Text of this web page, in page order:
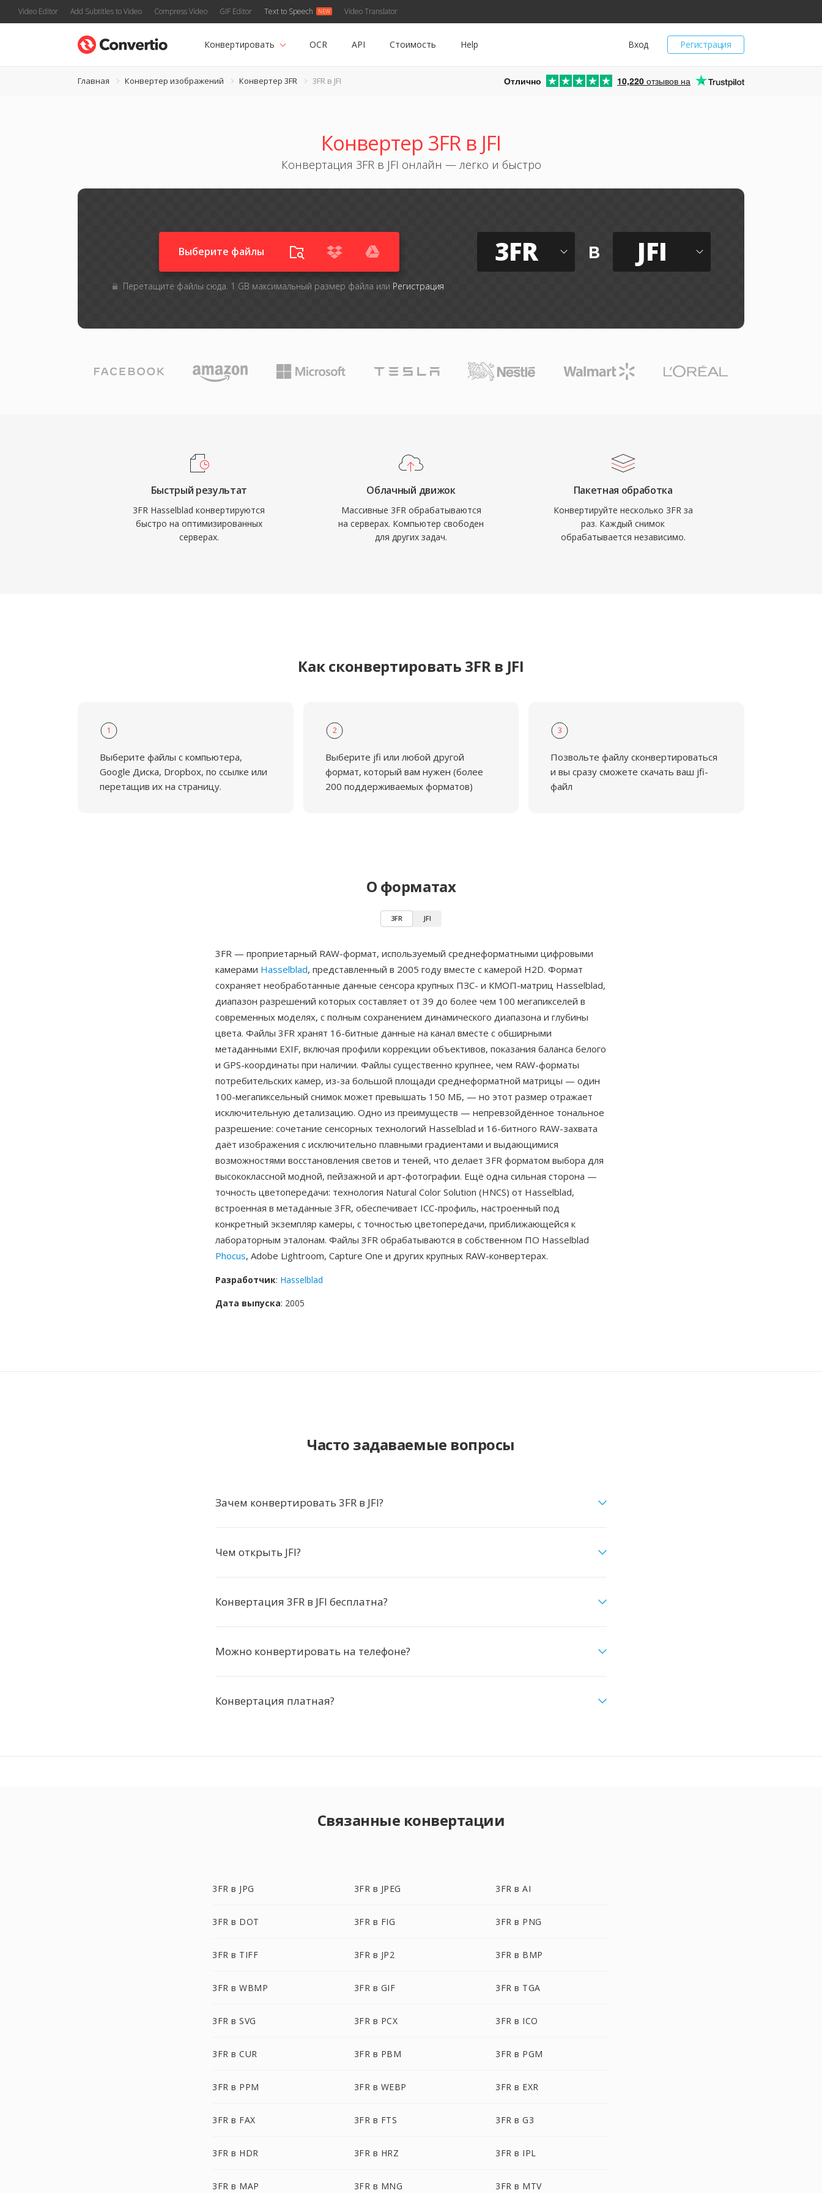
Video Editor Add Subtitles to Video Compress Video GIF Editor Text to Speech Video Translator
Регистрация
Вход
Конвертировать OCR API Стоимость Help
Главная Конвертер изображений Конвертер 3FR 3FR в JFI Отлично 10,220 отзывов на
Конвертер 3FR в JFI
Конвертация 3FR в JFI онлайн — легко и быстро
Выберите файлы
Перетащите файлы сюда. 1 GB максимальный размер файла или Регистрация
3FR в JFI
Быстрый результат
3FR Hasselblad конвертируются
быстро на оптимизированных
серверах.
Облачный движок
Массивные 3FR обрабатываются
на серверах. Компьютер свободен
для других задач.
Пакетная обработка
Конвертируйте несколько 3FR за
раз. Каждый снимок
обрабатывается независимо.
Как сконвертировать 3FR в JFI
1
Выберите файлы с компьютера,
Google Диска, Dropbox, по ссылке или
перетащив их на страницу.
2
Выберите jfi или любой другой
формат, который вам нужен (более
200 поддерживаемых форматов)
3
Позвольте файлу сконвертироваться
и вы сразу сможете скачать ваш jfi-
файл
О форматах
3FR JFI
3FR — проприетарный RAW-формат, используемый среднеформатными цифровыми
камерами Hasselblad, представленный в 2005 году вместе с камерой H2D. Формат
сохраняет необработанные данные сенсора крупных ПЗС- и КМОП-матриц Hasselblad,
диапазон разрешений которых составляет от 39 до более чем 100 мегапикселей в
современных моделях, с полным сохранением динамического диапазона и глубины
цвета. Файлы 3FR хранят 16-битные данные на канал вместе с обширными
метаданными EXIF, включая профили коррекции объективов, показания баланса белого
и GPS-координаты при наличии. Файлы существенно крупнее, чем RAW-форматы
потребительских камер, из-за большой площади среднеформатной матрицы — один
100-мегапиксельный снимок может превышать 150 МБ, — но этот размер отражает
исключительную детализацию. Одно из преимуществ — непревзойдённое тональное
разрешение: сочетание сенсорных технологий Hasselblad и 16-битного RAW-захвата
даёт изображения с исключительно плавными градиентами и выдающимися
возможностями восстановления светов и теней, что делает 3FR форматом выбора для
высококлассной модной, пейзажной и арт-фотографии. Ещё одна сильная сторона —
точность цветопередачи: технология Natural Color Solution (HNCS) от Hasselblad,
встроенная в метаданные 3FR, обеспечивает ICC-профиль, настроенный под
конкретный экземпляр камеры, с точностью цветопередачи, приближающейся к
лабораторным эталонам. Файлы 3FR обрабатываются в собственном ПО Hasselblad
Phocus, Adobe Lightroom, Capture One и других крупных RAW-конвертерах.
Разработчик: Hasselblad
Дата выпуска: 2005
Часто задаваемые вопросы
Зачем конвертировать 3FR в JFI?
Чем открыть JFI?
Конвертация 3FR в JFI бесплатна?
Можно конвертировать на телефоне?
Конвертация платная?
Связанные конвертации
3FR в JPG 3FR в JPEG 3FR в AI
3FR в DOT 3FR в FIG 3FR в PNG
3FR в TIFF 3FR в JP2 3FR в BMP
3FR в WBMP 3FR в GIF 3FR в TGA
3FR в SVG 3FR в PCX 3FR в ICO
3FR в CUR 3FR в PBM 3FR в PGM
3FR в PPM 3FR в WEBP 3FR в EXR
3FR в FAX 3FR в FTS 3FR в G3
3FR в HDR 3FR в HRZ 3FR в IPL
3FR в MAP 3FR в MNG 3FR в MTV